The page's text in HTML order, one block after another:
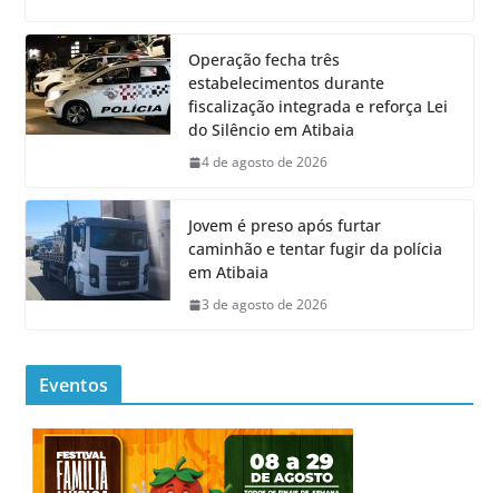
Operação fecha três
estabelecimentos durante
fiscalização integrada e reforça Lei
do Silêncio em Atibaia
4 de agosto de 2026
Jovem é preso após furtar
caminhão e tentar fugir da polícia
em Atibaia
3 de agosto de 2026
Eventos